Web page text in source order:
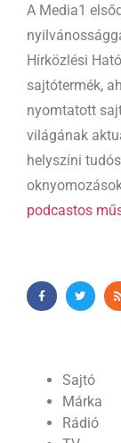
A Media1
Hírközlési
sajtótermék,
nyomtatott
világának
helyszíni
podcastos
Sajtó
Márka
Rádió